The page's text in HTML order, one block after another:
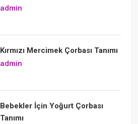
admin
Kırmızı Mercimek Çorbası Tanımı
admin
Bebekler İçin Yoğurt Çorbası
Tanımı